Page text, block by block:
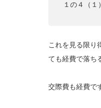
１の４（１
これを見る限り
ても経費で落ち
交際費も経費で